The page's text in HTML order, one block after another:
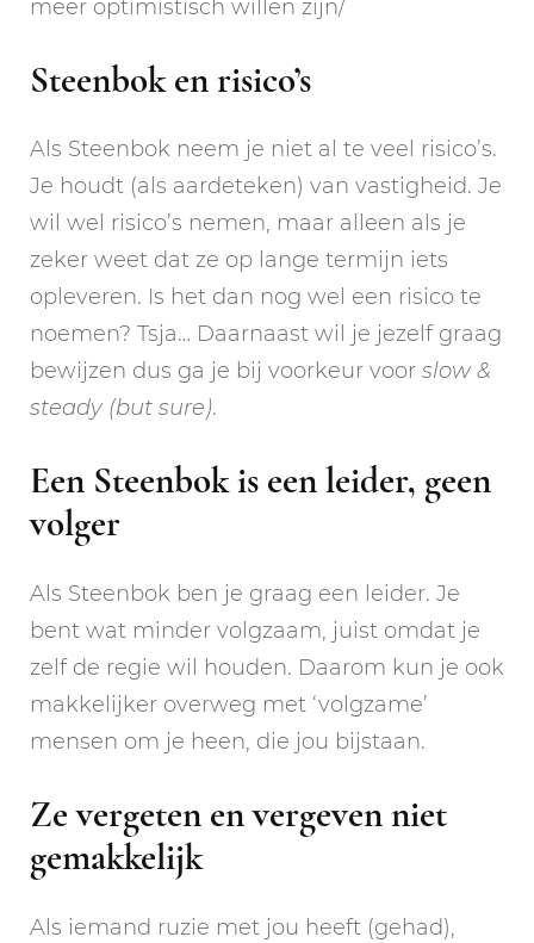
meer optimistisch willen zijn/
Steenbok en risico’s
Als Steenbok neem je niet al te veel risico’s.
Je houdt (als aardeteken) van vastigheid. Je
wil wel risico’s nemen, maar alleen als je
zeker weet dat ze op lange termijn iets
opleveren. Is het dan nog wel een risico te
noemen? Tsja… Daarnaast wil je jezelf graag
bewijzen dus ga je bij voorkeur voor slow &
steady (but sure).
Een Steenbok is een leider, geen
volger
Als Steenbok ben je graag een leider. Je
bent wat minder volgzaam, juist omdat je
zelf de regie wil houden. Daarom kun je ook
makkelijker overweg met ‘volgzame’
mensen om je heen, die jou bijstaan.
Ze vergeten en vergeven niet
gemakkelijk
Als iemand ruzie met jou heeft (gehad),